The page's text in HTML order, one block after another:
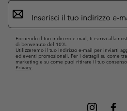
Iscrizione
e-
mail
Fornendo il tuo indirizzo e-mail, ti iscrivi alla
di benvenuto del 10%.
Utilizzeremo il tuo indirizzo e-mail per inviarti
ed eventi promozionali. Per i dettagli su come
marketing e su come puoi ritirare il tuo
Privacy.